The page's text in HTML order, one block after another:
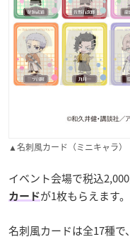
▲名刺風カード（ミニキャラ）
イベント会場で税込
カードが1枚もらえます。
名刺風カードは全17種で